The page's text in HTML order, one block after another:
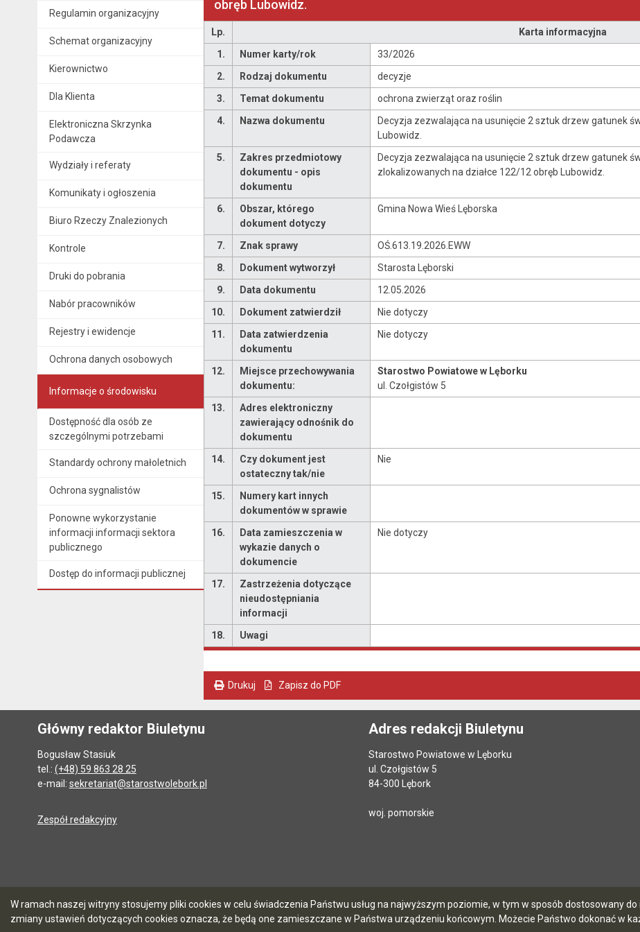
W ramach naszej witryny stosujemy pliki cookies w celu świadczenia Państwu usług na najwyższym poziomie, w tym w sposób dostosowany
zmiany ustawień dotyczących cookies oznacza, że będą one zamieszczane w Państwa urządzeniu końcowym. Możecie Państwo dokonać w
Regulamin organizacyjny
Schemat organizacyjny
Kierownictwo
Dla Klienta
Elektroniczna Skrzynka
Podawcza
Wydziały i referaty
Komunikaty i ogłoszenia
Biuro Rzeczy Znalezionych
Kontrole
Druki do pobrania
Nabór pracowników
Rejestry i ewidencje
Ochrona danych osobowych
Informacje o środowisku
Dostępność dla osób ze
szczególnymi potrzebami
Standardy ochrony małoletnich
Ochrona sygnalistów
Ponowne wykorzystanie
informacji informacji sektora
publicznego
Dostęp do informacji publicznej
obręb Lubowidz.
Lp.
Karta informacyjna
1.
Numer karty/rok
33/2026
2.
Rodzaj dokumentu
decyzje
3.
Temat dokumentu
ochrona zwierząt oraz roślin
4.
Nazwa dokumentu
Decyzja zezwalająca na usunięcie 2 sztuk drzew gatunek
Lubowidz.
5.
Zakres przedmiotowy
dokumentu - opis
dokumentu
Decyzja zezwalająca na usunięcie 2 sztuk drzew gatunek
zlokalizowanych na działce 122/12 obręb Lubowidz.
6.
Obszar, którego
dokument dotyczy
Gmina Nowa Wieś Lęborska
7. Znak sprawy
OŚ.613.19.2026.EWW
8.
Dokument wytworzył
Starosta Lęborski
9.
Data dokumentu
12.05.2026
10.
Dokument zatwierdził
Nie dotyczy
11.
Data zatwierdzenia
dokumentu
Nie dotyczy
12.
Miejsce przechowywania
dokumentu:
Starostwo Powiatowe w Lęborku
ul. Czołgistów 5
13.
Adres elektroniczny
zawierający odnośnik do
dokumentu
14.
Czy dokument jest
ostateczny tak/nie
Nie
15.
Numery kart innych
dokumentów w sprawie
16.
Data zamieszczenia w
wykazie danych o
dokumencie
Nie dotyczy
17.
Zastrzeżenia dotyczące
nieudostępniania
informacji
18.
Uwagi
Drukuj Zapisz do PDF
Główny redaktor Biuletynu
Bogusław Stasiuk
tel.: (+48) 59 863 28 25
e-mail: sekretariat@starostwolebork.pl
Zespół redakcyjny
Adres redakcji Biuletynu
Starostwo Powiatowe w Lęborku
ul. Czołgistów 5
84-300 Lębork
woj. pomorskie
5.7.0 [103]